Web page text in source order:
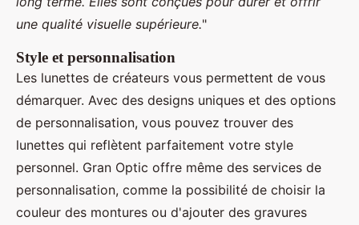
une qualité visuelle supérieure."
Style et personnalisation
Les lunettes de créateurs vous permettent de vous
démarquer. Avec des designs uniques et des options
de personnalisation, vous pouvez trouver des
lunettes qui reflètent parfaitement votre style
personnel. Gran Optic offre même des services de
personnalisation, comme la possibilité de choisir la
couleur des montures ou d'ajouter des gravures